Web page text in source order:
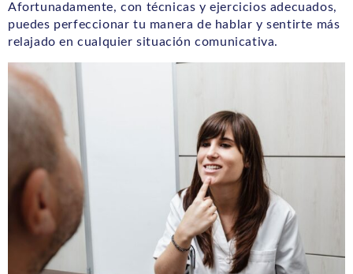
Afortunadamente, con técnicas y ejercicios adecuados,
puedes perfeccionar tu manera de hablar y sentirte más
relajado en cualquier situación comunicativa.